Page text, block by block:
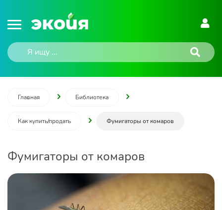
Главная Библиотека
Как купить/продать Фумигаторы от комаров
Фумигаторы от комаров